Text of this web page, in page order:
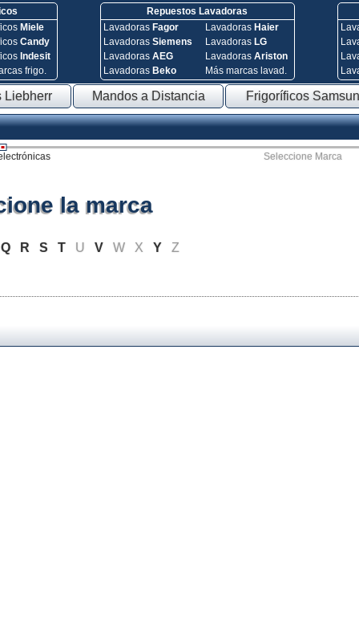
Miele
Candy
Indesit
frigo.
Repuestos Lavadoras
Lavadoras Fagor
Lavadoras Siemens
Lavadoras AEG
Lavadoras Beko
Lavadoras Haier
Lavadoras LG
Lavadoras Ariston
Más marcas lavad.
Liebherr Mandos a Distancia Frigoríficos
Seleccione Marca
la marca
Q R S T U V W X Y Z